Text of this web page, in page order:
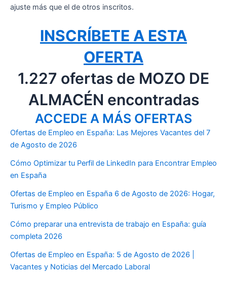
ajuste más que el de otros inscritos.
INSCRÍBETE A ESTA
OFERTA
1.227 ofertas de MOZO DE
ALMACÉN encontradas
ACCEDE A MÁS OFERTAS
Ofertas de Empleo en España: Las Mejores Vacantes del 7
de Agosto de 2026
Cómo Optimizar tu Perfil de LinkedIn para Encontrar Empleo
en España
Ofertas de Empleo en España 6 de Agosto de 2026: Hogar,
Turismo y Empleo Público
Cómo preparar una entrevista de trabajo en España: guía
completa 2026
Ofertas de Empleo en España: 5 de Agosto de 2026 |
Vacantes y Noticias del Mercado Laboral